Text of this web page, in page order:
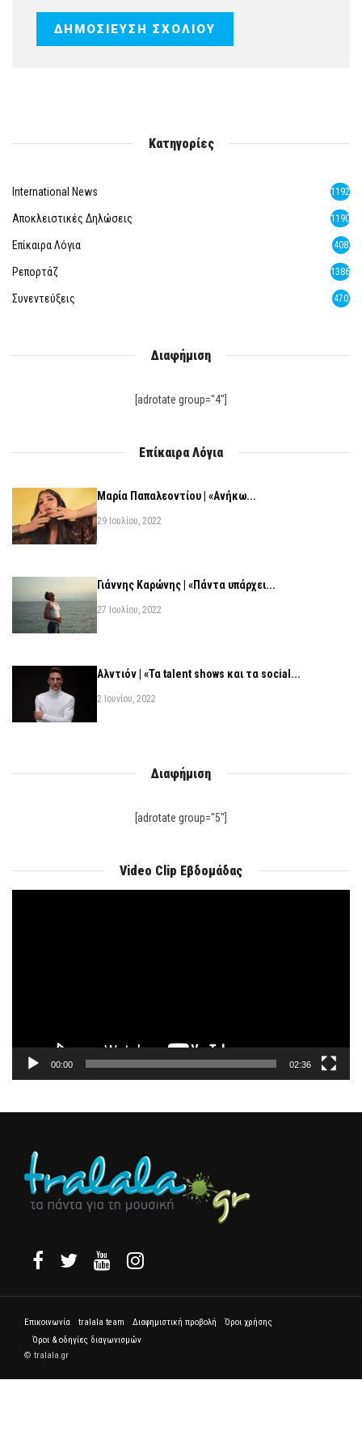
Κατηγορίες
International News 1192
Αποκλειστικές Δηλώσεις 1190
Επίκαιρα Λόγια 408
Ρεπορτάζ 1386
Συνεντεύξεις 470
Διαφήμιση
[adrotate group="4"]
Επίκαιρα Λόγια
Μαρία Παπαλεοντίου | «Ανήκω...
29 Ιουλίου, 2022
Γιάννης Καρώνης | «Πάντα υπάρχει...
27 Ιουλίου, 2022
Αλντιόν | «Τα talent shows και τα social...
2 Ιουνίου, 2022
Διαφήμιση
[adrotate group="5"]
Video Clip Εβδομάδας
00:00 02:36
Επικοινωνία tralala team Διαφημιστική προβολή
Όροι χρήσης
Όροι & οδηγίες διαγωνισμών
© tralala.gr